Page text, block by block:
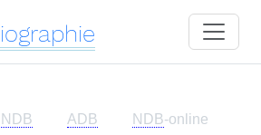
NDB ADB NDB-online